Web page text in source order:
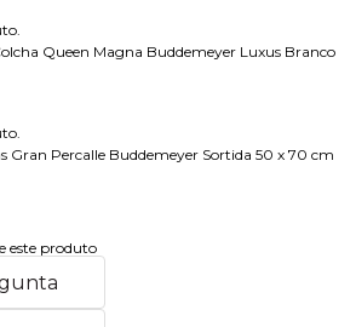
Queen Magna Buddemeyer Luxus Branco
Gran Percalle Buddemeyer Sortida 50 x 70 cm
este produto